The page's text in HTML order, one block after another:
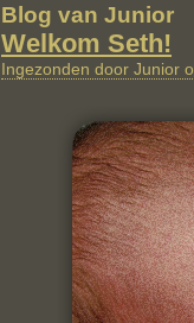
Blog van Junior
Welkom Seth!
Ingezonden door Junior